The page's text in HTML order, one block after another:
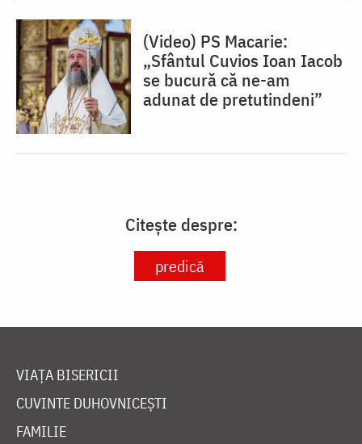
(Video) PS Macarie:
„Sfântul Cuvios Ioan Iacob
se bucură că ne-am
adunat de pretutindeni”
Citește despre:
predică
VIAȚA BISERICII
CUVINTE DUHOVNICEȘTI
FAMILIE